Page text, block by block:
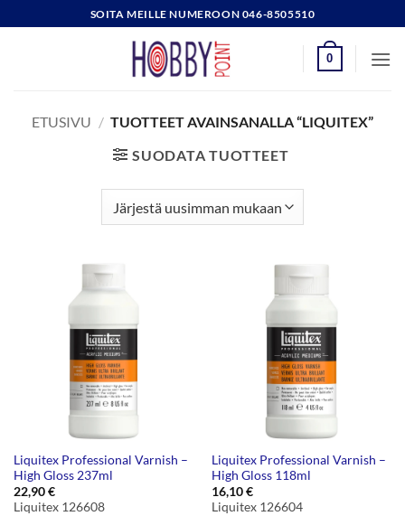
to
SOITA MEILLE NUMEROON 046-8505510
0
ETUSIVU / TUOTTEET AVAINSANALLA “LIQUITEX”
SUODATA TUOTTEET
Liquitex Professional Varnish –
High Gloss 237ml
22,90€
Liquitex 126608
Liquitex Professional Varnish –
High Gloss 118ml
16,10€
Liquitex 126604